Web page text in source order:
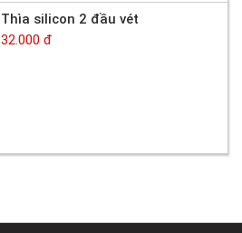
Thìa silicon 2 đầu vét
32.000 đ